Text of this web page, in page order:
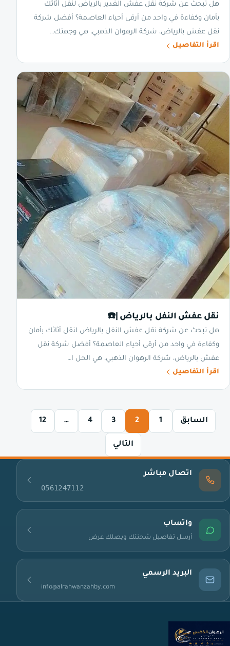
هل تبحث عن شركة نقل عفش الغدير بالرياض لنقل أثاثك
بأمان وكفاءة في واحد من أرقى أحياء العاصمة؟ أفضل شركة
نقل عفش بالرياض، شركة الرهوان الذهبي، هي وجهتك…
اقرأ التفاصيل
نقل عفش النفل بالرياض |☎️
هل تبحث عن شركة نقل عفش النفل بالرياض لنقل أثاثك بأمان
وكفاءة في واحد من أرقى أحياء العاصمة؟ أفضل شركة نقل
عفش بالرياض، شركة الرهوان الذهبي، هي الحل ا…
اقرأ التفاصيل
السابق 1
2
3
4
…
12
التالي
اتصال مباشر
0561247112
واتساب
أرسل تفاصيل شحنتك ويصلك عرض
البريد الرسمي
info@alrahwanzahby.com